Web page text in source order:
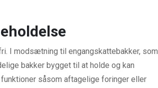
I modsætning til engangskattebakker, som
bakker bygget til at holde og kan
såsom aftagelige foringer eller